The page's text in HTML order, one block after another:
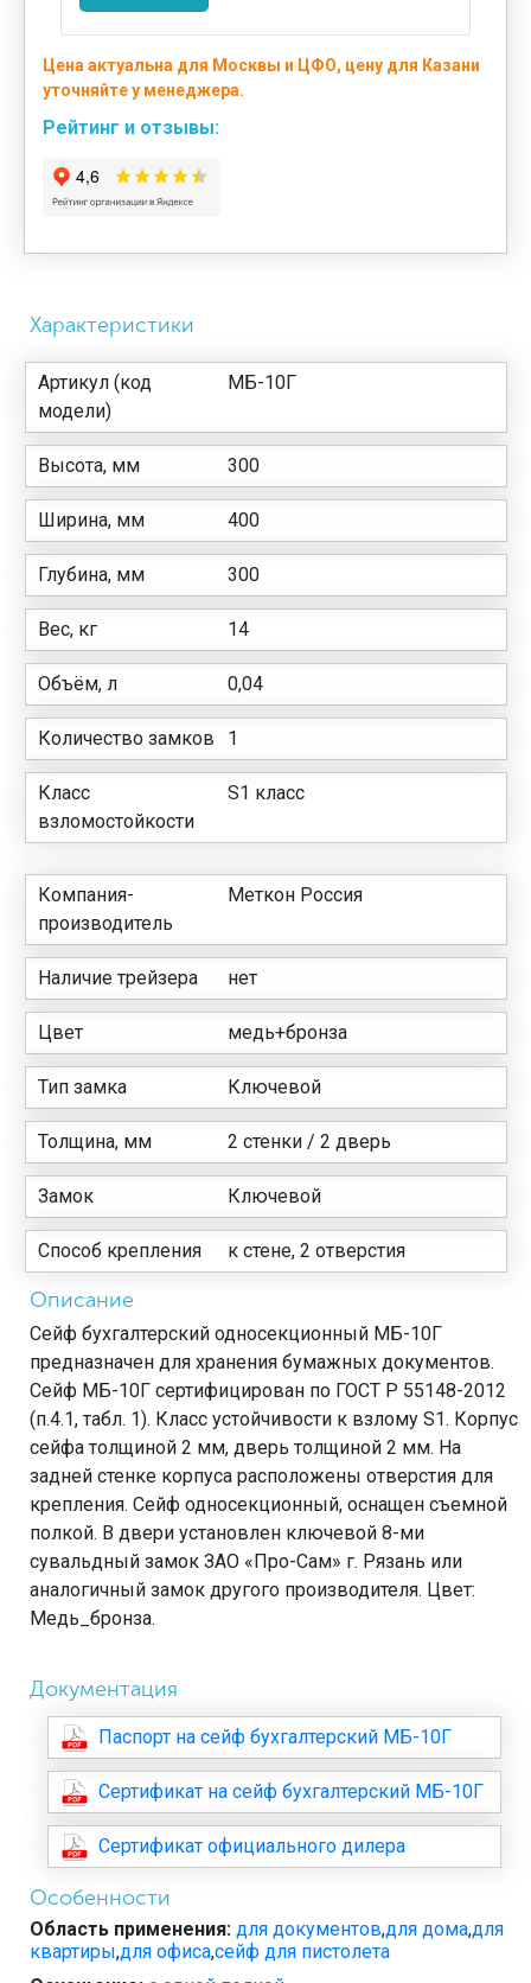
Цена актуальна для Москвы и ЦФО, цену для Казани
уточняйте у менеджера.
Рейтинг и отзывы:
Характеристики
Артикул (код
модели)
МБ-10Г
Высота, мм 300
Ширина, мм 400
Глубина, мм 300
Вес, кг 14
Объём, л 0,04
Количество замков 1
Класс
взломостойкости
S1 класс
Компания-
производитель
Меткон Россия
Наличие трейзера нет
Цвет медь+бронза
Тип замка Ключевой
Толщина, мм 2 стенки / 2 дверь
Замок Ключевой
Способ крепления к стене, 2 отверстия
Описание
Сейф бухгалтерский односекционный МБ-10Г
предназначен для хранения бумажных документов.
Сейф МБ-10Г сертифицирован по ГОСТ Р 55148-2012
(п.4.1, табл. 1). Класс устойчивости к взлому S1. Корпус
сейфа толщиной 2 мм, дверь толщиной 2 мм. На
задней стенке корпуса расположены отверстия для
крепления. Сейф односекционный, оснащен съемной
полкой. В двери установлен ключевой 8-ми
сувальдный замок ЗАО «Про-Сам» г. Рязань или
аналогичный замок другого производителя. Цвет:
Медь_бронза.
Документация
Паспорт на сейф бухгалтерский МБ-10Г
Сертификат на сейф бухгалтерский МБ-10Г
Сертификат официального дилера
Особенности
Область применения: для документов,для дома,для
квартиры,для офиса,сейф для пистолета